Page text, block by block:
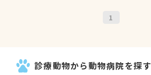
1
診療動物から動物病院を探す